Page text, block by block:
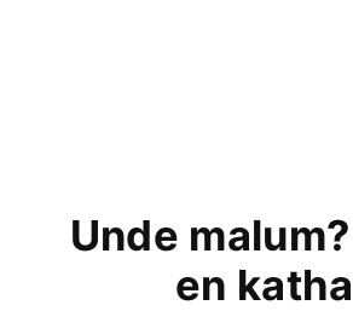
Unde
en